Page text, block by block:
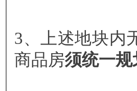
3、上述地块内
商品房须统一